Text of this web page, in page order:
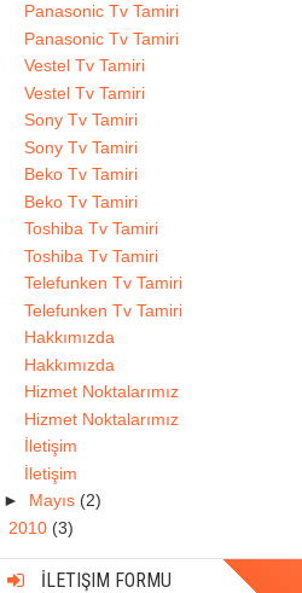
Panasonic Tv Tamiri
Panasonic Tv Tamiri
Vestel Tv Tamiri
Vestel Tv Tamiri
Sony Tv Tamiri
Sony Tv Tamiri
Beko Tv Tamiri
Beko Tv Tamiri
Toshiba Tv Tamiri
Toshiba Tv Tamiri
Telefunken Tv Tamiri
Telefunken Tv Tamiri
Hakkımızda
Hakkımızda
Hizmet Noktalarımız
Hizmet Noktalarımız
İletişim
İletişim
► Mayıs (2)
2010 (3)
İLETIŞIM FORMU